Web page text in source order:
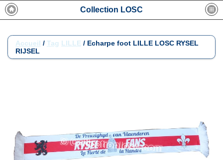
Collection LOSC
Accueil / Tag LILLE / Echarpe foot LILLE LOSC RYSEL
RIJSEL